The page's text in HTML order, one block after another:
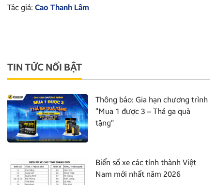
Tác giả: Cao Thanh Lâm
TIN TỨC NỔI BẬT
Thông báo: Gia hạn chương trình
“Mua 1 được 3 – Thả ga quà
tặng”
Biển số xe các tỉnh thành Việt
Nam mới nhất năm 2026